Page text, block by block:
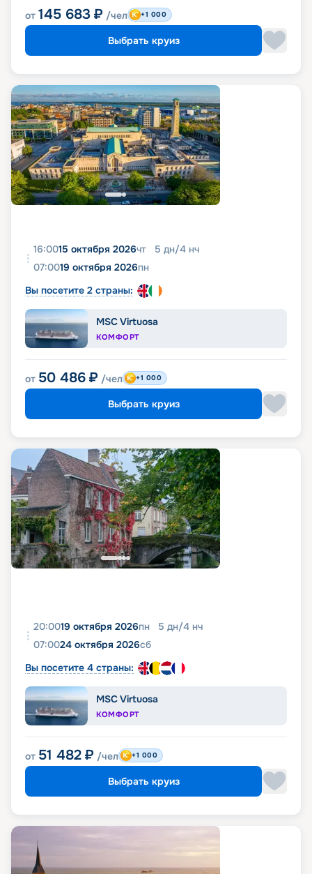
от 145 683 ₽ /чел +1 000
Выбрать круиз
16:0015 октября 2026чт 5 дн/4 нч
07:0019 октября 2026пн
Вы посетите 2 страны:
MSC Virtuosa
КОМФОРТ
от 50 486 ₽ /чел +1 000
Выбрать круиз
20:0019 октября 2026пн 5 дн/4 нч
07:0024 октября 2026сб
Вы посетите 4 страны:
MSC Virtuosa
КОМФОРТ
от 51 482 ₽ /чел +1 000
Выбрать круиз